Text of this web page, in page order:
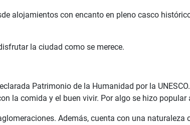
alojamientos con encanto en pleno casco
la ciudad como se merece.
Patrimonio de la Humanidad por la
la comida y el buen vivir. Por algo se hizo popular
Además, cuenta con una naturaleza